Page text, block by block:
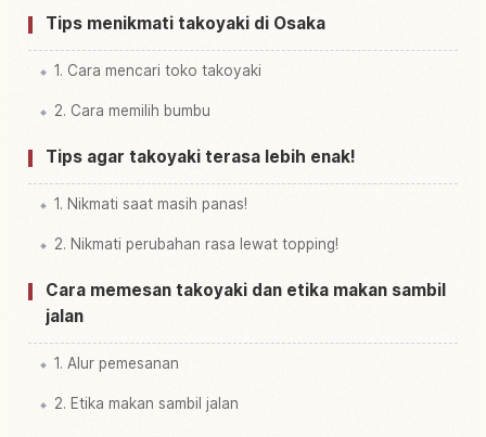
Tips menikmati takoyaki di Osaka
1. Cara mencari toko takoyaki
2. Cara memilih bumbu
Tips agar takoyaki terasa lebih enak!
1. Nikmati saat masih panas!
2. Nikmati perubahan rasa lewat topping!
Cara memesan takoyaki dan etika makan sambil
jalan
1. Alur pemesanan
2. Etika makan sambil jalan